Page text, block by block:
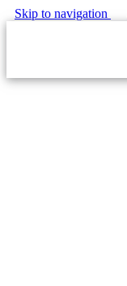
Skip to navigation